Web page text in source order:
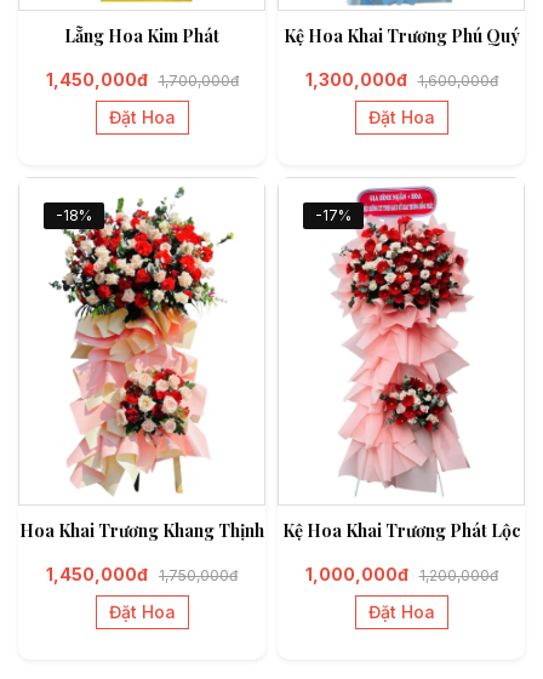
Lẵng Hoa Kim Phát
1,450,000đ 1,700,000đ
Đặt Hoa
Kệ Hoa Khai Trương Phú Quý
1,300,000đ 1,600,000đ
Đặt Hoa
-18%
Hoa Khai Trương Khang Thịnh
1,450,000đ 1,750,000đ
Đặt Hoa
-17%
Kệ Hoa Khai Trương Phát Lộc
1,000,000đ 1,200,000đ
Đặt Hoa